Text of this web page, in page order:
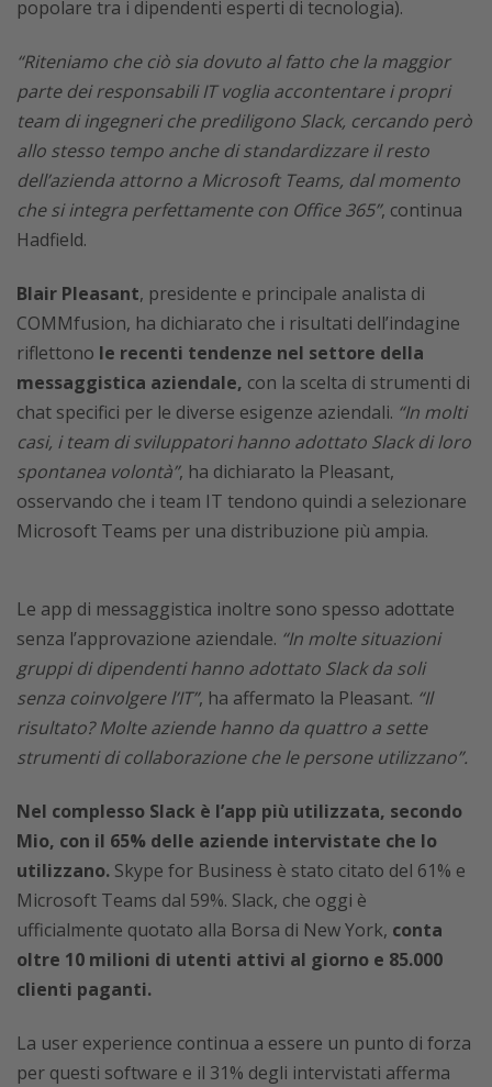
popolare tra i dipendenti esperti di tecnologia).
“Riteniamo che ciò sia dovuto al fatto che la maggior
parte dei responsabili IT voglia accontentare i propri
team di ingegneri che prediligono Slack, cercando però
allo stesso tempo anche di standardizzare il resto
dell’azienda attorno a Microsoft Teams, dal momento
che si integra perfettamente con Office 365”, continua
Hadfield.
Blair Pleasant, presidente e principale analista di
COMMfusion, ha dichiarato che i risultati dell’indagine
riflettono le recenti tendenze nel settore della
messaggistica aziendale, con la scelta di strumenti di
chat specifici per le diverse esigenze aziendali. “In molti
casi, i team di sviluppatori hanno adottato Slack di loro
spontanea volontà”, ha dichiarato la Pleasant,
osservando che i team IT tendono quindi a selezionare
Microsoft Teams per una distribuzione più ampia.
Le app di messaggistica inoltre sono spesso adottate
senza l’approvazione aziendale. “In molte situazioni
gruppi di dipendenti hanno adottato Slack da soli
senza coinvolgere l’IT”, ha affermato la Pleasant. “Il
risultato? Molte aziende hanno da quattro a sette
strumenti di collaborazione che le persone utilizzano”.
Nel complesso Slack è l’app più utilizzata, secondo
Mio, con il 65% delle aziende intervistate che lo
utilizzano. Skype for Business è stato citato del 61% e
Microsoft Teams dal 59%. Slack, che oggi è
ufficialmente quotato alla Borsa di New York, conta
oltre 10 milioni di utenti attivi al giorno e 85.000
clienti paganti.
La user experience continua a essere un punto di forza
per questi software e il 31% degli intervistati afferma